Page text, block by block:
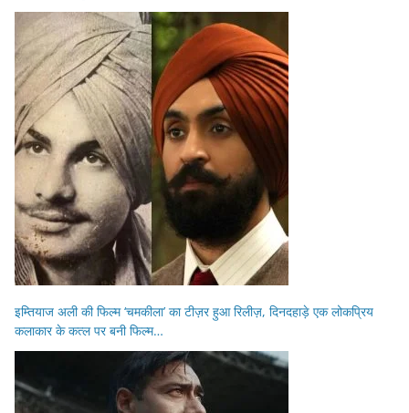
इम्तियाज अली की फिल्म ‘चमकीला’ का टीज़र हुआ रिलीज़, दिनदहाड़े एक लोकप्रिय
कलाकार के कत्ल पर बनी फिल्म…